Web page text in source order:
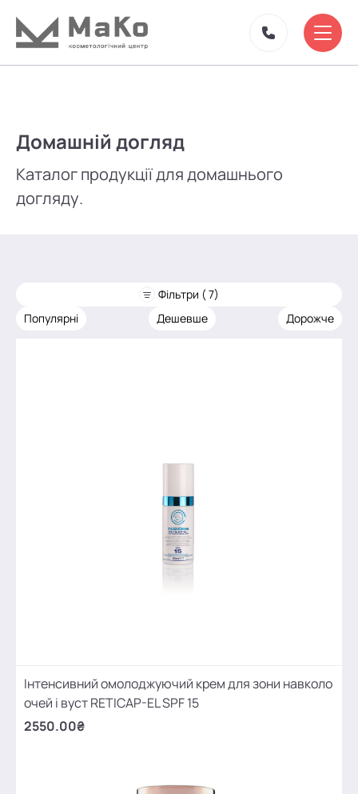
Домашній догляд
Каталог продукції для домашнього
догляду.
Фільтри ( 7)
Популярні
Дешевше Дорожче
Інтенсивний омолоджуючий крем для зони навколо
очей і вуст RETICAP-EL SPF 15
2550.00₴